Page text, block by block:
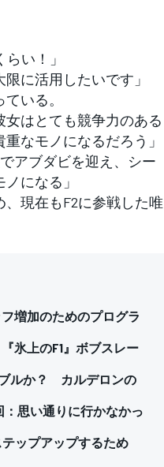
い！」
に活用したいです」
いる。
女はとても競争力のある
なモノになるだろう」
アブダビを迎え、シー
になる」
現在もF2に参戦した唯
増加のためのプログラ
氷上のF1』ボブスレー
ブルか？ カルデロンの
：思い通りに行かなかっ
ップアップするため